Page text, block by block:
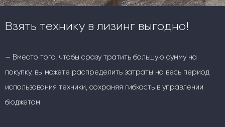
Взять технику в лизинг выгодно!
— Вместо того, чтобы сразу тратить большую сумму на
покупку, вы можете распределить затраты на весь период
использования техники, сохраняя гибкость в управлении
бюджетом.